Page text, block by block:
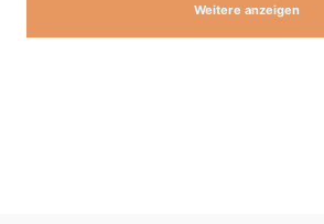
Weitere anzeigen